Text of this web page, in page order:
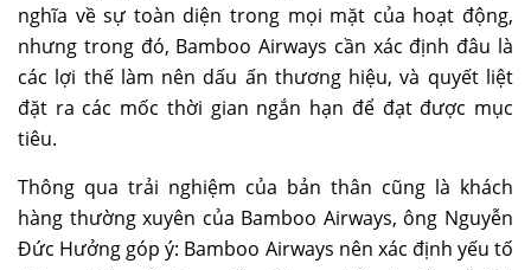
nghĩa về sự toàn diện trong mọi mặt của hoạt động,
nhưng trong đó, Bamboo Airways cần xác định đâu là
các lợi thế làm nên dấu ấn thương hiệu, và quyết liệt
đặt ra các mốc thời gian ngắn hạn để đạt được mục
tiêu.
Thông qua trải nghiệm của bản thân cũng là khách
hàng thường xuyên của Bamboo Airways, ông Nguyễn
Đức Hưởng góp ý: Bamboo Airways nên xác định yếu tố